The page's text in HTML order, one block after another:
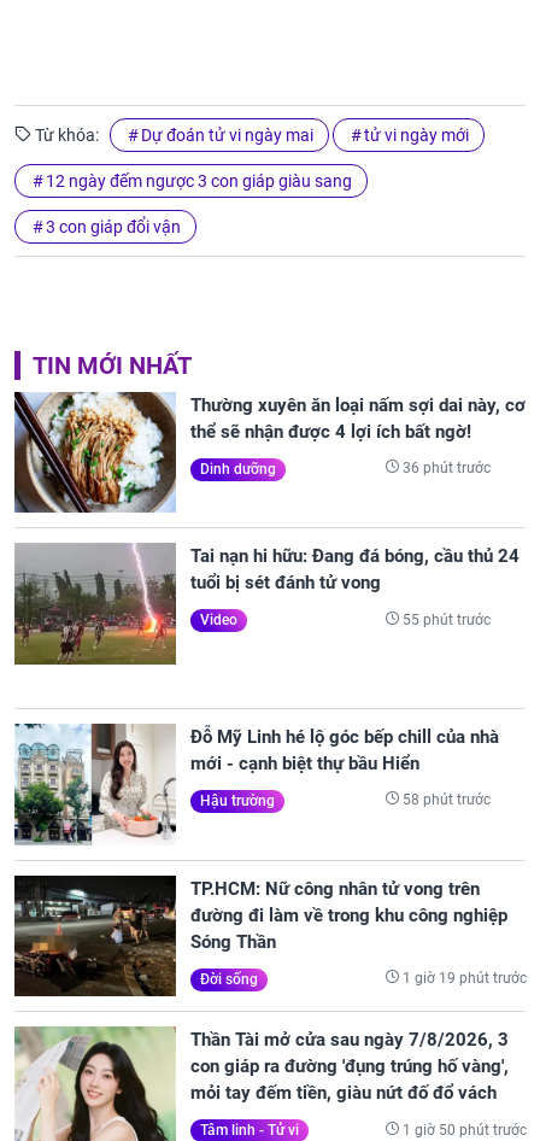
Từ khóa: Dự đoán tử vi ngày mai tử vi ngày mới
12 ngày đếm ngược 3 con giáp giàu sang
3 con giáp đổi vận
TIN MỚI NHẤT
Thường xuyên ăn loại nấm sợi dai này, cơ
thể sẽ nhận được 4 lợi ích bất ngờ!
Dinh dưỡng 36 phút trước
Tai nạn hi hữu: Đang đá bóng, cầu thủ 24
tuổi bị sét đánh tử vong
Video 55 phút trước
Đỗ Mỹ Linh hé lộ góc bếp chill của nhà
mới - cạnh biệt thự bầu Hiển
Hậu trường 58 phút trước
TP.HCM: Nữ công nhân tử vong trên
đường đi làm về trong khu công nghiệp
Sóng Thần
Đời sống 1 giờ 19 phút trước
Thần Tài mở cửa sau ngày 7/8/2026, 3
con giáp ra đường 'đụng trúng hố vàng',
mỏi tay đếm tiền, giàu nứt đố đổ vách
Tâm linh - Tử vi 1 giờ 50 phút trước